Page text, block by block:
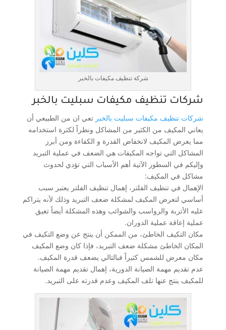
شركة تنظيف مكيفات بالخبر
شركات تنظيف مكيفات سبليت بالخبر
شركات تنظيف مكيفات سبليت بالخبر تعي ان من الطبيعي أن
يعاني المكيف من الكثير من المشاكل ونظراً لكثرة استخدامه
مما يعرض المكيف لانخفاض القدرة و الكفاءة ومن أبرز
المشاكل التي تواجه المكيفات هي الضعف في عملية التبريد
وإليكم في السطور الآتية أهم الأسباب التي تؤدي لحدوث
مشاكل في المكيف:
الإهمال في تنظيف الفلتر، إهمال تنظيف الفلتر يعتبر سبب
أساسي لتعرض المكيف لمشكلة ضعف التبريد وذلك لأنه يتراكم
عليه الأتربة والرواسب والشوائب وهذه المشكلة أيضاً تعيق
عملية إعاقة عملية الدوران.
مكان التكيف الخاطئ، من الممكن أن ينتج عن وضع التكيف في
المكان الخاطئ مشكلة ضعف التبريد، فإذا كان وضع المكيف
مكان معرض للشمس كثيراً فبالتالي يضعف قدرة المكيف.
عدم تقديم مهمة الصيانة الدورية، إهمال تقديم مهمة الصيانة
للمكيف ينتج عنها تلف المكيف وعدم قدرته على التبريد.